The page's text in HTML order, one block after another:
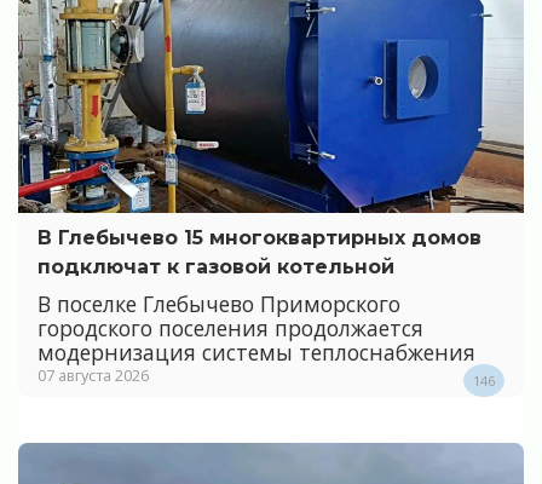
В Глебычево 15 многоквартирных домов
подключат к газовой котельной
В поселке Глебычево Приморского
городского поселения продолжается
модернизация системы теплоснабжения
07 августа 2026 146